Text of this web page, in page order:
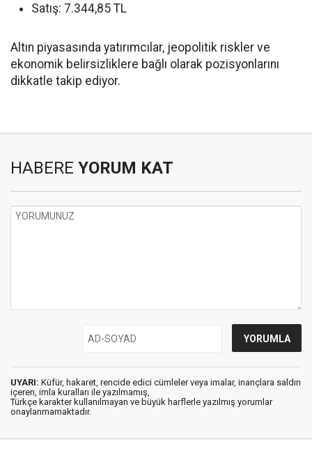
Satış: 7.344,85 TL
Altın piyasasında yatırımcılar, jeopolitik riskler ve
ekonomik belirsizliklere bağlı olarak pozisyonlarını
dikkatle takip ediyor.
HABERE YORUM KAT
UYARI: Küfür, hakaret, rencide edici cümleler veya imalar, inançlara saldırı
içeren, imla kuralları ile yazılmamış,
Türkçe karakter kullanılmayan ve büyük harflerle yazılmış yorumlar
onaylanmamaktadır.